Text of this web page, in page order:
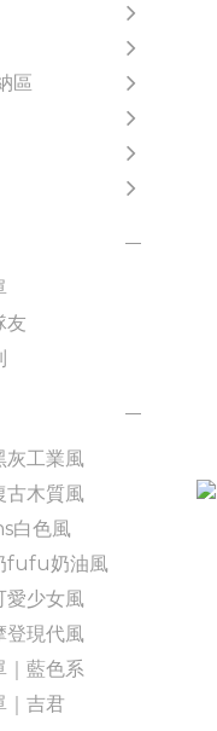
區
友
灰工業風
古木質風
白色風
fufu奶油風
愛少女風
登現代風
｜藍色系
｜吉君